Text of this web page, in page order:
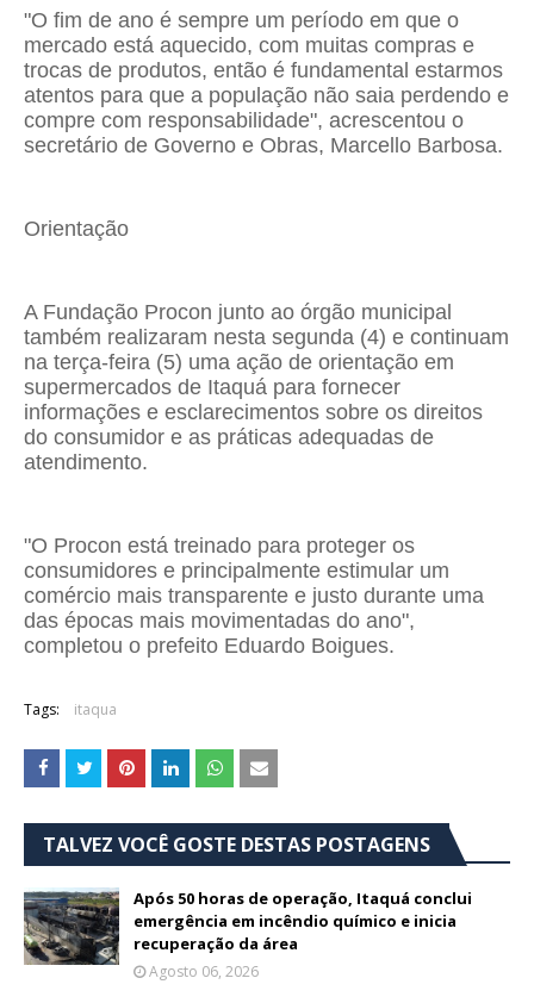
"O fim de ano é sempre um período em que o
mercado está aquecido, com muitas compras e
trocas de produtos, então é fundamental estarmos
atentos para que a população não saia perdendo e
compre com responsabilidade", acrescentou o
secretário de Governo e Obras, Marcello Barbosa.
Orientação
A Fundação Procon junto ao órgão municipal
também realizaram nesta segunda (4) e continuam
na terça-feira (5) uma ação de orientação em
supermercados de Itaquá para fornecer
informações e esclarecimentos sobre os direitos
do consumidor e as práticas adequadas de
atendimento.
"O Procon está treinado para proteger os
consumidores e principalmente estimular um
comércio mais transparente e justo durante uma
das épocas mais movimentadas do ano",
completou o prefeito Eduardo Boigues.
Tags: itaqua
TALVEZ VOCÊ GOSTE DESTAS POSTAGENS
Após 50 horas de operação, Itaquá conclui
emergência em incêndio químico e inicia
recuperação da área
Agosto 06, 2026